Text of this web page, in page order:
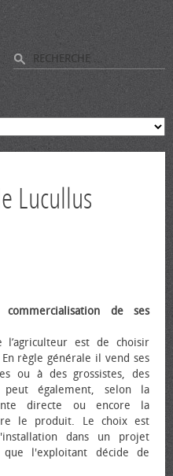
Lucullus
de ses
l’agriculteur est de choisir
règle générale il vend ses
ou à des grossistes, des
également, selon la
directe ou encore la
le produit. Le choix est
dans un projet
l'exploitant décide de